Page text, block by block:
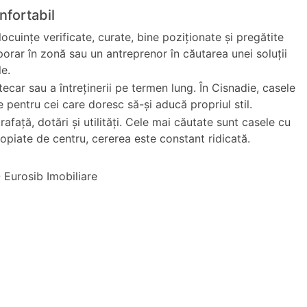
verificate, curate, bine poziționate și pregătite
în zonă sau un antreprenor în căutarea unei soluții
sau a întreținerii pe termen lung. În Cisnadie, casele
cei care doresc să-și aducă propriul stil.
dotări și utilități. Cele mai căutate sunt casele cu
de centru, cererea este constant ridicată.